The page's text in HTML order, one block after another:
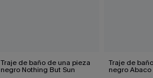
Traje de baño de una pieza
negro Nothing But Sun
Traje de
negro